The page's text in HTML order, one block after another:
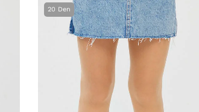
20 Den